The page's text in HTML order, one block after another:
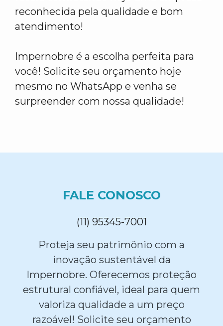
reconhecida pela qualidade e bom
atendimento!
Impernobre é a escolha perfeita para
você! Solicite seu orçamento hoje
mesmo no WhatsApp e venha se
surpreender com nossa qualidade!
FALE CONOSCO
(11) 95345-7001
Proteja seu patrimônio com a
inovação sustentável da
Impernobre. Oferecemos proteção
estrutural confiável, ideal para quem
valoriza qualidade a um preço
razoável! Solicite seu orçamento